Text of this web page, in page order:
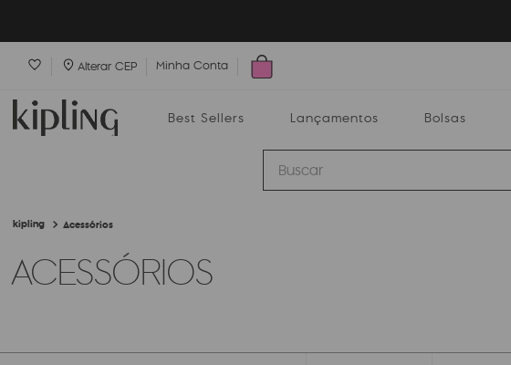
Alterar CEP Minha Conta
Best Sellers Lançamentos Bolsas
Buscar
Acessórios
ACESSÓRIOS